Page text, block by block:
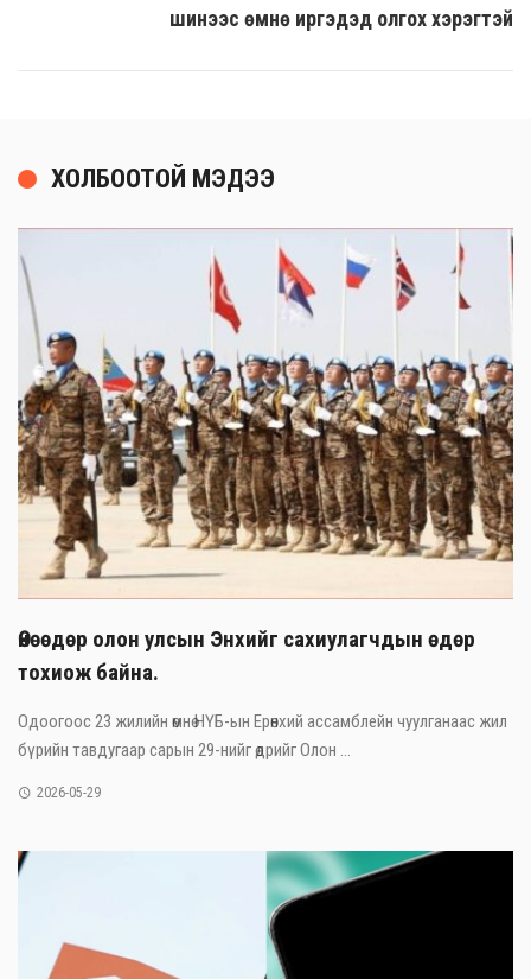
шинээс өмнө иргэдэд олгох хэрэгтэй
ХОЛБООТОЙ МЭДЭЭ
Өнөөдөр олон улсын Энхийг сахиулагчдын өдөр
тохиож байна.
Одоогоос 23 жилийн өмнө НҮБ-ын Ерөнхий ассамблейн чуулганаас жил
бүрийн тавдугаар сарын 29-нийг өдрийг Олон ...
2026-05-29